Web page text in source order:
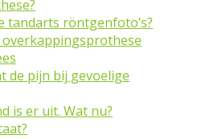
tandarts röntgenfoto’s?
overkappingsprothese
de pijn bij gevoelige
is er uit. Wat nu?